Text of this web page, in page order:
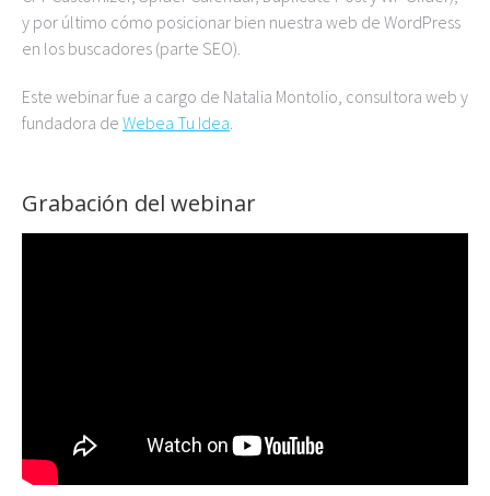
y por último cómo posicionar bien nuestra web de WordPress
en los buscadores (parte SEO).
Este webinar fue a cargo de Natalia Montolio, consultora web y
fundadora de Webea Tu Idea.
Grabación del webinar